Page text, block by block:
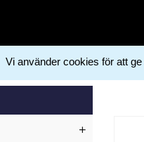
Vi använder cookies för att